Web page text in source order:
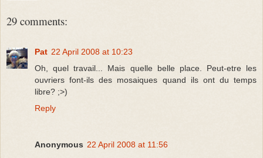
29 comments:
Pat 22 April 2008 at 10:23
Oh, quel travail... Mais quelle belle place. Peut-etre les
ouvriers font-ils des mosaiques quand ils ont du temps
libre? ;>)
Reply
Anonymous 22 April 2008 at 11:56